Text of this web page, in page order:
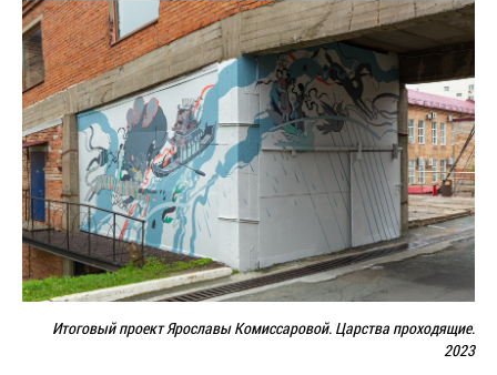
Итоговый проект Ярославы Комиссаровой. Царства проходящие.
2023